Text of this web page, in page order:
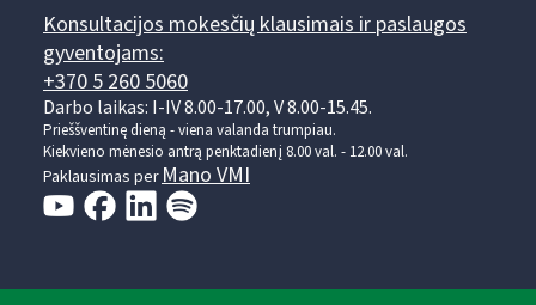
Konsultacijos mokesčių klausimais ir paslaugos
gyventojams:
+370 5 260 5060
Darbo laikas: I-IV 8.00-17.00, V 8.00-15.45.
Prieššventinę dieną - viena valanda trumpiau.
Kiekvieno mėnesio antrą penktadienį 8.00 val. - 12.00 val.
Paklausimas per Mano VMI